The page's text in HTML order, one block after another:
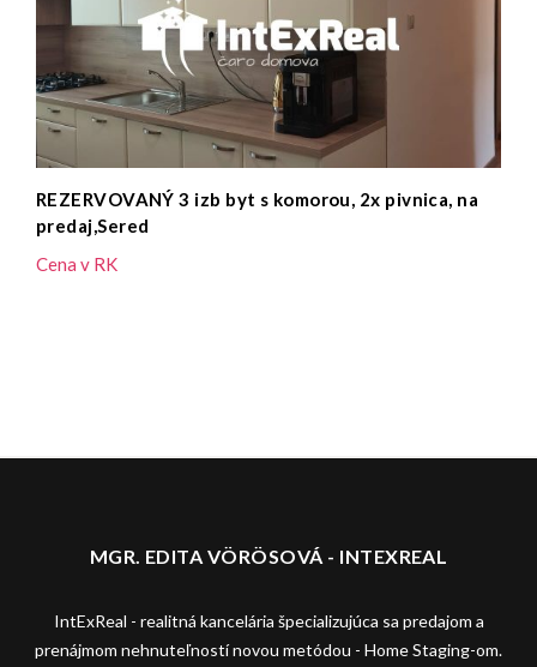
Na predaj 3 izbový byt v súkromí, 2x P, komora,
Vozokany pri Galante
135.000,- €
MGR. EDITA VÖRÖSOVÁ - INTEXREAL
IntExReal - realitná kancelária špecializujúca sa predajom a
prenájmom nehnuteľností novou metódou - Home Staging-om.